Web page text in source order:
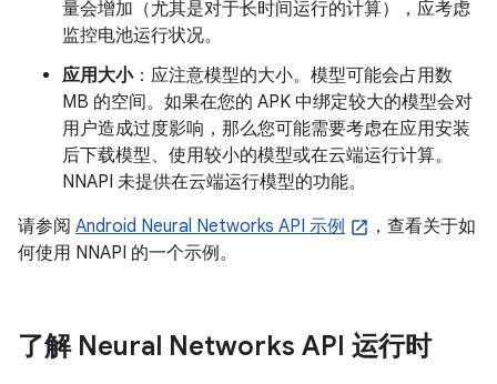
量会增加（尤其是对于长时间运行的计算），应考虑
监控电池运行状况。
应用大小：应注意模型的大小。模型可能会占用数
MB 的空间。如果在您的 APK 中绑定较大的模型会对
用户造成过度影响，那么您可能需要考虑在应用安装
后下载模型、使用较小的模型或在云端运行计算。
NNAPI 未提供在云端运行模型的功能。
请参阅 Android Neural Networks API 示例
，查看关于如
何使用 NNAPI 的一个示例。
了解 Neural Networks API 运行时